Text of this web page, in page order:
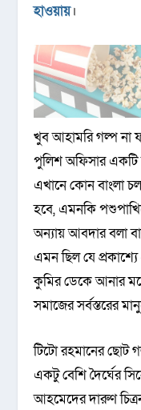
হাওয়ায়।
খুব আহামরি গল্প না
পুলিশ অফিসার
এখানে কোন বাংলা
হবে, এমনকি
অন্যায় আবদার বলা
এমন ছিল যে
কুমির ডেকে আনার
সমাজের সর্বস্তরের
টিটো রহমানের ছোট
একটু বেশি দৈর্ঘের
আহমেদের দারুণ